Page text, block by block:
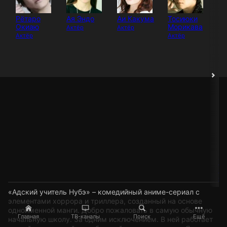
Главная ТВ-каналы Поиск Ещё
Рётаро
Окиаю
Актёр
Ая Эндо
Актёр
Аи Какума
Актёр
Тосиюки
Морикава
Актёр
«Адский учитель Нубэ» – комедийный аниме-сериал с
элементами хоррора и триллера, созданный на основе
одноименной манги. Добро пожаловать в самую обычную
начальную школу. За одним исключением. В ней работает